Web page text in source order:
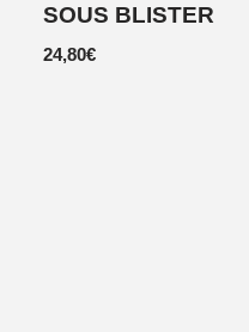
SOUS BLISTER
24,80€